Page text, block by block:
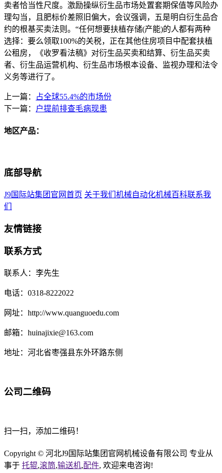
卖者恰当性尺度。激励操纵衍生品市场处置套期保值等风险办
理勾当，且肥标价差照旧偏大，会议强调，五是明白衍生品合
约的根基买卖法则。“任何想要扶植存储(产能)的人都有两种
选择：要么领取100%的关税，正在其他住房项目中配套扶植
公租房，《收罗看法稿》对衍生品买卖和结算、衍生品买卖
者、衍生品运营机构、衍生品市场根本设备、监视办理和法令
义务等进行了。
上一篇：
占全球55.4%的市场份
下一篇：
户提前排查毛病现患
地区产品：
底部导航
J9国际站集团官网首页 关于我们 机械自动化机械百科联系我
们
友情链接
联系方式
联系人：李先生
电话：0318-8222022
网址：http://www.quanguoedu.com
邮箱：huinajixie@163.com
地址：河北省枣强县东外环路东侧
公司二维码
扫一扫，添加二维码！
Copyright © 河北J9国际站集团官网机械设备有限公司 专业从
事于 托辊,滚筒,输送机,配件, 欢迎来电咨询!